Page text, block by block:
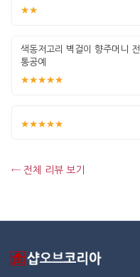
그림 고급
★★
색동저고리 벽걸이 향주머니 전
통공예
★★★★★
★★★★★
← 전체 리뷰 보기